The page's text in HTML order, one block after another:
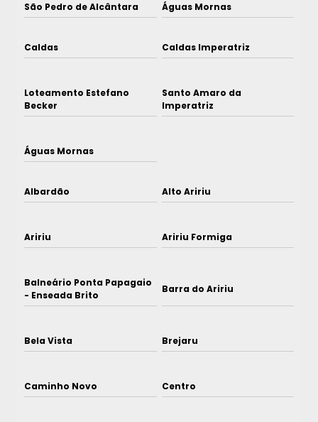
São Pedro de Alcântara Águas Mornas
Caldas Caldas Imperatriz
Loteamento Estefano
Becker
Santo Amaro da
Imperatriz
Águas Mornas
Albardão Alto Aririu
Aririu Aririu Formiga
Balneário Ponta Papagaio
- Enseada Brito
Barra do Aririu
Bela Vista Brejaru
Caminho Novo Centro